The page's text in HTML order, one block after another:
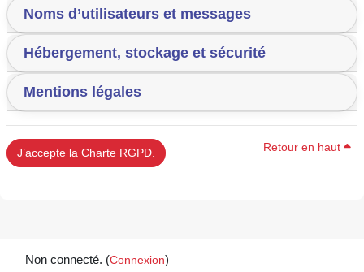
Noms d’utilisateurs et messages
Hébergement, stockage et sécurité
Mentions légales
J’accepte la Charte RGPD. Retour en haut
Non connecté. (Connexion)